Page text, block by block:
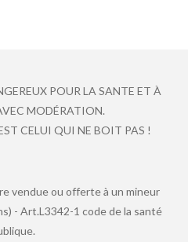
POUR LA SANTE ET À
MODÉRATION.
CELUI QUI NE BOIT PAS !
vendue ou offerte à un mineur
- Art.L3342-1 code de la santé